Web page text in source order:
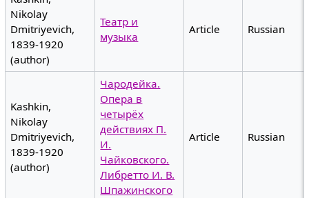
Nikolay
Dmitriyevich,
1839-1920
(author)
Театр и
музыка
Article Russian
Kashkin,
Nikolay
Dmitriyevich,
1839-1920
(author)
Чародейка.
Опера в
четырёх
действиях П.
И.
Чайковского.
Либретто И. В.
Шпажинского
Article Russian